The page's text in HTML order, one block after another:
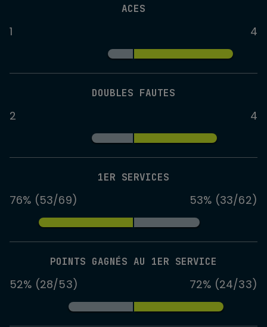
ACES
1 4
DOUBLES FAUTES
2 4
1ER SERVICES
76% (53/69) 53% (33/62)
POINTS GAGNÉS AU 1ER SERVICE
52% (28/53) 72% (24/33)